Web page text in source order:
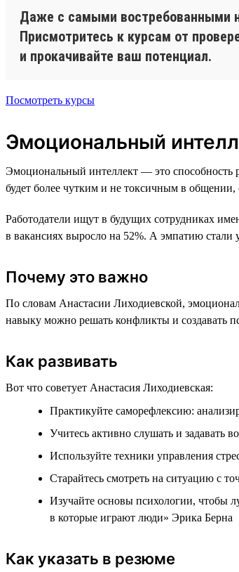
Даже с самыми востребованными
Присмотритесь к курсам от
и прокачивайте ваш потенциал.
Посмотреть курсы
Эмоциональный
Эмоциональный интеллект — это способность
будет более чутким и не токсичным в
Работодатели ищут в будущих сотрудниках
в вакансиях выросло на 52%. А эмпатию стали
Почему это важно
По словам Анастасии Лиходиевской,
навыку можно решать конфликты и создавать
Как развивать
Вот что советует Анастасия Лиходиевская:
Практикуйте саморефлексию:
Учитесь активно слушать и задавать
Используйте техники управления
Старайтесь смотреть на ситуацию с
Изучайте основы психологии, чтобы
в которые играют люди» Эрика Берна
Как указать в резюме